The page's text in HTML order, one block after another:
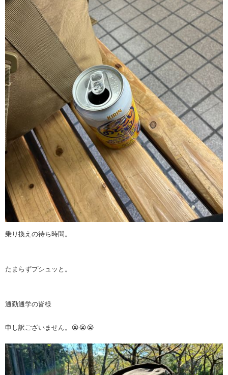
乗り換えの待ち時間。
たまらずプシュッと。
通勤通学の皆様
申し訳ございません。😭😭😭